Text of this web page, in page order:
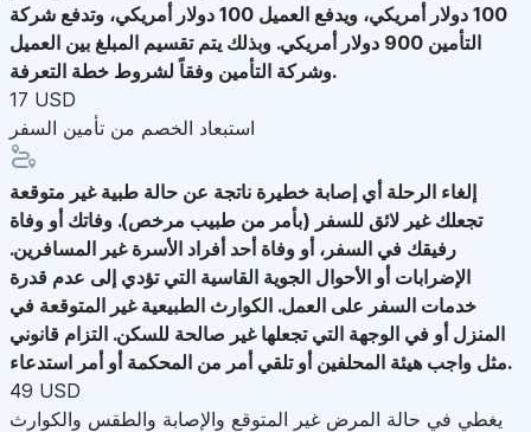
100 دولار أمريكي، ويدفع العميل 100 دولار أمريكي، وتدفع شركة
التأمين 900 دولار أمريكي. وبذلك يتم تقسيم المبلغ بين العميل
وشركة التأمين وفقاً لشروط خطة التعرفة.
17 USD
استبعاد الخصم من تأمين السفر
إلغاء الرحلة أي إصابة خطيرة ناتجة عن حالة طبية غير متوقعة
تجعلك غير لائق للسفر (بأمر من طبيب مرخص). وفاتك أو وفاة
رفيقك في السفر، أو وفاة أحد أفراد الأسرة غير المسافرين.
الإضرابات أو الأحوال الجوية القاسية التي تؤدي إلى عدم قدرة
خدمات السفر على العمل. الكوارث الطبيعية غير المتوقعة في
المنزل أو في الوجهة التي تجعلها غير صالحة للسكن. التزام قانوني
مثل واجب هيئة المحلفين أو تلقي أمر من المحكمة أو أمر استدعاء.
49 USD
يغطي في حالة المرض غير المتوقع والإصابة والطقس والكوارث